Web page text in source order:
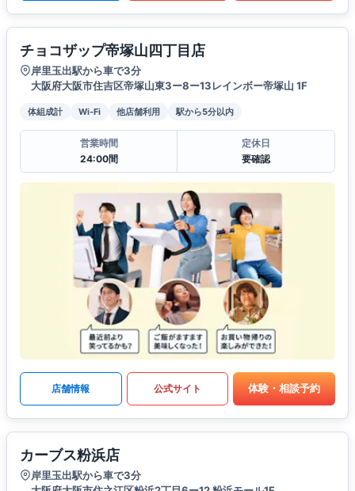
チョコザップ帝塚山四丁目店
岸里玉出駅から車で3分
大阪府大阪市住吉区帝塚山東3ー8ー13レインボー帝塚山 1F
体組成計 Wi-Fi 他店舗利用 駅から5分以内
営業時間
24:00間
定休日
要確認
店舗情報 公式サイト 体験・相談予約
カーブス粉浜店
岸里玉出駅から車で3分